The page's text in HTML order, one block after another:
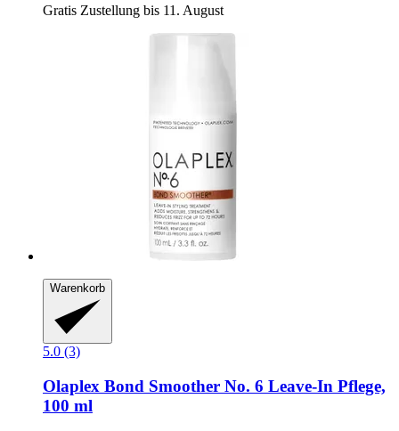
Gratis Zustellung bis 11. August
Warenkorb
5.0 (3)
Olaplex Bond Smoother No. 6 Leave-​In Pflege,
100 ml